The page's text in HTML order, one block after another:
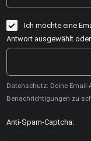
Ich möchte eine
Antwort ausgewählt
Datenschutz: Deine
Benachrichtigungen zu
Anti-Spam-Captcha: